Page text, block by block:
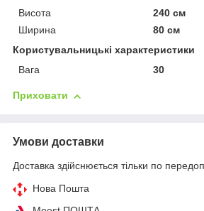
Висота
240 см
Ширина
80 см
Користувальницькі характеристики
Вага
30
Приховати
Умови доставки
Доставка здійснюється тільки по
Нова Пошта